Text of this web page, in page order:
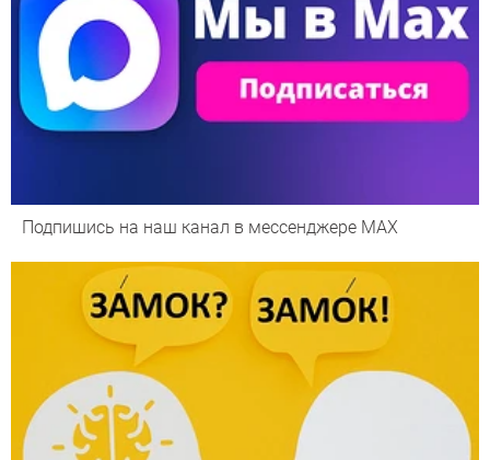
Подпишись на наш канал в мессенджере МАХ